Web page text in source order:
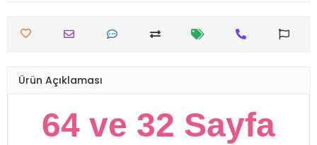
Ürün Açıklaması
64 ve 32 Sayfa